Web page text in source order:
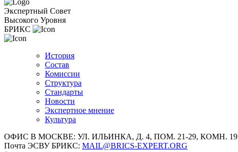
Экспертный Совет
Высокого Уровня
БРИКС
История
Состав
Комиссии
Структура
Стандарты
Новости
Экспертное мнение
Культура
ОФИС В МОСКВЕ: УЛ. ИЛЬИНКА, Д. 4, ПОМ. 21-29, КОМН. 19
Почта ЭСВУ БРИКС: MAIL@BRICS-EXPERT.ORG